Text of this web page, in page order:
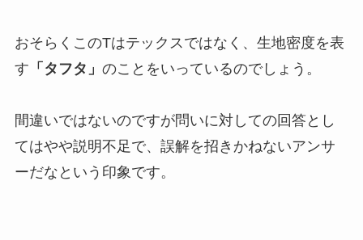
おそらくこのTはテックスではなく、生地密度を表
す 「タフタ」 のことをいっているのでしょう。
間違いではないのですが問いに対しての回答とし
てはやや説明不足で、誤解を招きかねないアンサ
ーだなという印象です。